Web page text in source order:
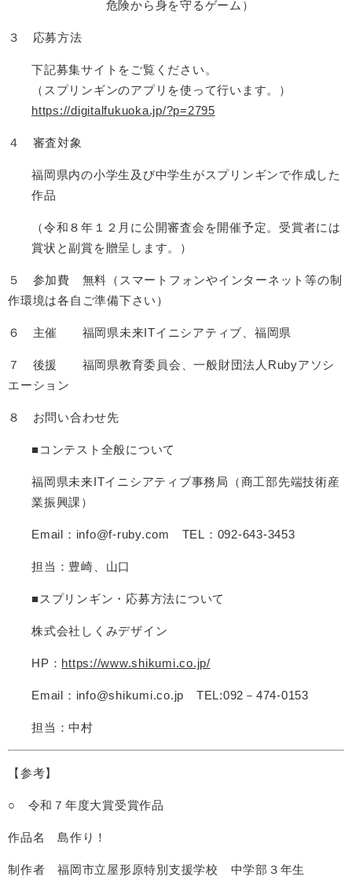
危険から身を守るゲーム）
３ 応募方法
下記募集サイトをご覧ください。
（スプリンギンのアプリを使って行います。）
https://digitalfukuoka.jp/?p=2795
４ 審査対象
福岡県内の小学生及び中学生がスプリンギンで作成した
作品
（令和８年１２月に公開審査会を開催予定。受賞者には
賞状と副賞を贈呈します。）
５ 参加費 無料（スマートフォンやインターネット等の制
作環境は各自ご準備下さい）
６ 主催 福岡県未来ITイニシアティブ、福岡県
７ 後援 福岡県教育委員会、一般財団法人Rubyアソシ
エーション
８ お問い合わせ先
■コンテスト全般について
福岡県未来ITイニシアティブ事務局（商工部先端技術産
業振興課）
Email：info@f-ruby.com TEL：092-643-3453
担当：豊崎、山口
■スプリンギン・応募方法について
株式会社しくみデザイン
HP： https://www.shikumi.co.jp/
Email：info@shikumi.co.jp TEL:092－474-0153
担当：中村
【参考】
○ 令和７年度大賞受賞作品
作品名 島作り！
制作者 福岡市立屋形原特別支援学校 中学部３年生